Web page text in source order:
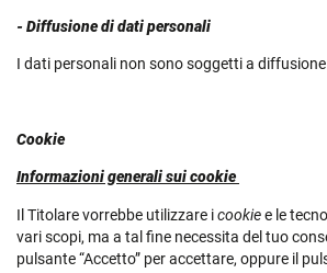
- Diffusione di dati personali
I dati personali non sono soggetti a diffusione
Cookie
Informazioni generali sui cookie
Il Titolare vorrebbe utilizzare icookiee le
vari scopi, ma a tal fine necessita del tuo
pulsante “Accetto” per accettare, oppure il